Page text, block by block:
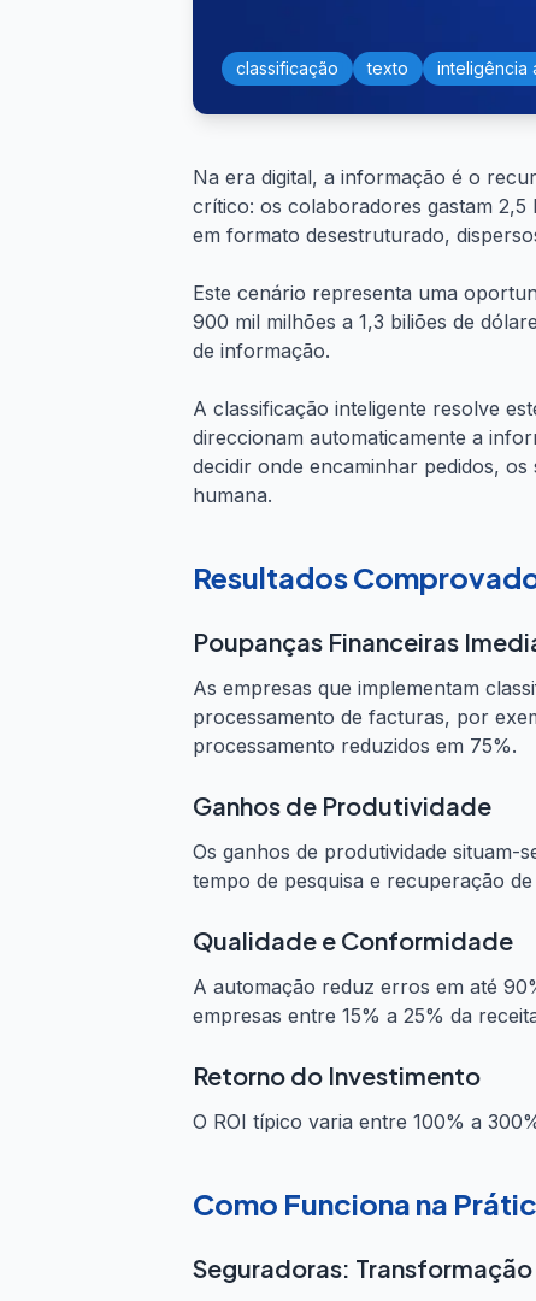
classificação texto inteligência
Na era digital, a informação é o
crítico: os colaboradores gastam
em formato desestruturado,
Este cenário representa uma
900 mil milhões a 1,3 biliões de
de informação.
A classificação inteligente resolve
direccionam automaticamente a
decidir onde encaminhar pedidos,
humana.
Resultados
Poupanças Financeiras
As empresas que implementam
processamento de facturas, por
processamento reduzidos em 75%.
Ganhos de Produtividade
Os ganhos de produtividade situam-
tempo de pesquisa e recuperação
Qualidade e Conformidade
A automação reduz erros em até
empresas entre 15% a 25% da
Retorno do Investimento
O ROI típico varia entre 100% a
Como Funciona na
Seguradoras: